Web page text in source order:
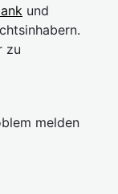
und
zu
melden